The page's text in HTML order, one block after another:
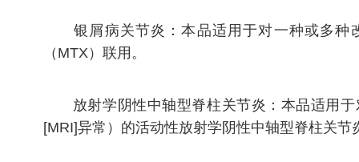
银屑病关节炎：本品适用于对一种或多种改
（MTX）联用。
放射学阴性中轴型脊柱关节炎：本品适用于
[MRI]异常）的活动性放射学阴性中轴型脊柱关节